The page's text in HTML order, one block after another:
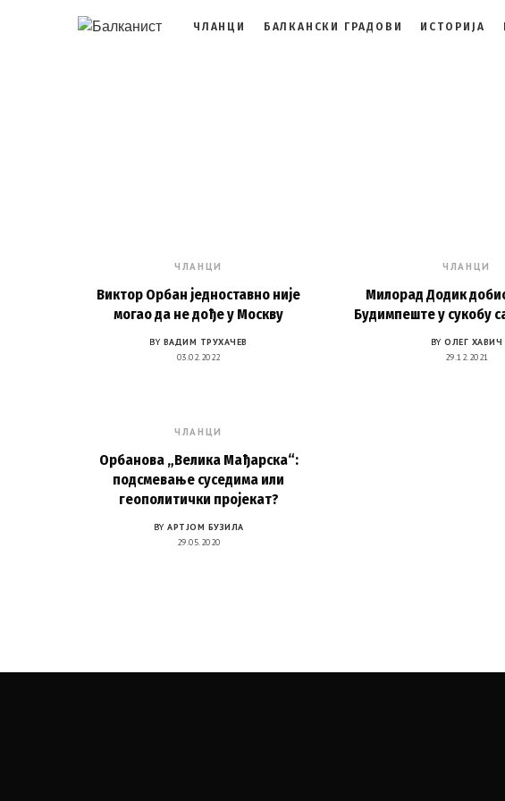
ЧЛАНЦИ БАЛКАНСКИ ГРАДОВИ ИСТОРИЈА
ЧЛАНЦИ
Виктор Орбан једноставно није
могао да не дође у Москву
BY ВАДИМ ТРУХАЧЕВ
03.02.2022
ЧЛАНЦИ
Милорад Додик
Будимпеште у сукобу
BY ОЛЕГ ХАВИЧ
29.12.2021
ЧЛАНЦИ
Орбанова „Велика Мађарска“:
подсмевање суседима или
геополитички пројекат?
BY АРТЈОМ БУЗИЛА
29.05.2020